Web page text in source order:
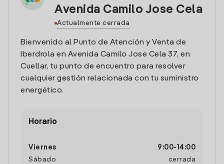
Avenida Camilo Jose Cela
Actualmente cerrada
Bienvenido al Punto de Atención y Venta de
Iberdrola en Avenida Camilo Jose Cela 37, en
Cuellar, tu punto de encuentro para resolver
cualquier gestión relacionada con tu suministro
energético.
Horario
Viernes 9:00- 14:00
Sábado
cerrada